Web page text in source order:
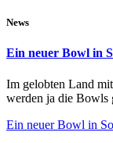
News
Ein neuer Bowl in
Im gelobten Land
werden ja die Bowls
Ein neuer Bowl in